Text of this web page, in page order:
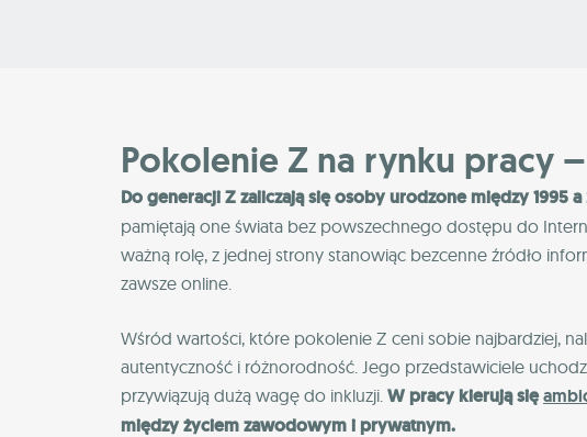
Pokolenie Z na rynku pracy
Do generacji Z zaliczają się osoby urodzone między 1995
pamiętają one świata bez powszechnego dostępu do
ważną rolę, z jednej strony stanowiąc bezcenne źródło
zawsze online.
Wśród wartości, które pokolenie Z ceni sobie najbardziej,
autentyczność i różnorodność. Jego przedstawiciele
przywiązują dużą wagę do inkluzji. W pracy kierują się
między życiem zawodowym i prywatnym.